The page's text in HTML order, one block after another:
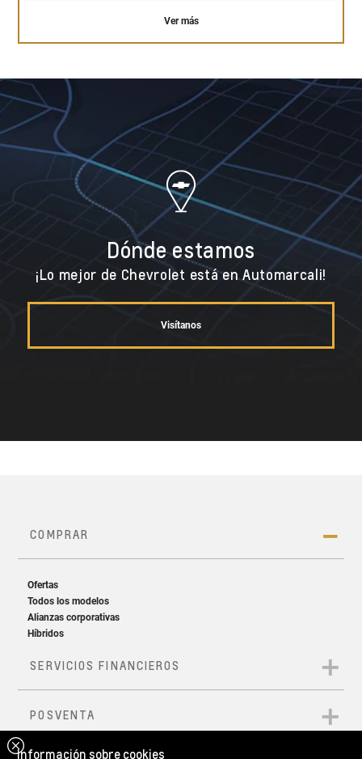
Ver más
Dónde estamos
¡Lo mejor de Chevrolet está en Automarcali!
Visítanos
Información sobre cookies